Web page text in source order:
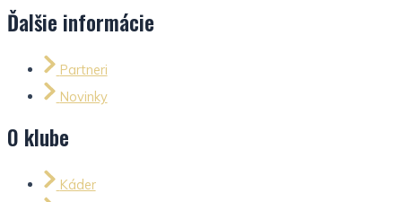
Ďalšie informácie
Partneri
Novinky
O klube
Káder